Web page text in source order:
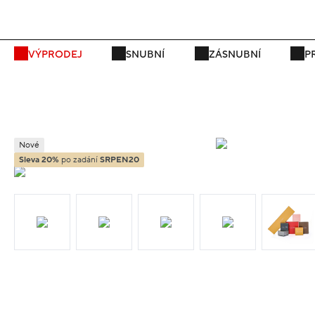
VÝPRODEJ SNUBNÍ ZÁSNUBNÍ
Nové
Sleva 20% po zadání SRPEN20